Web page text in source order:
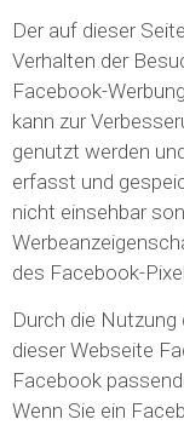
Der auf dieser
Verhalten der
Facebook-
kann zur
genutzt werden
erfasst und
nicht einsehbar
des Facebook-
Durch die
dieser Webseite
Facebook
Wenn Sie ein